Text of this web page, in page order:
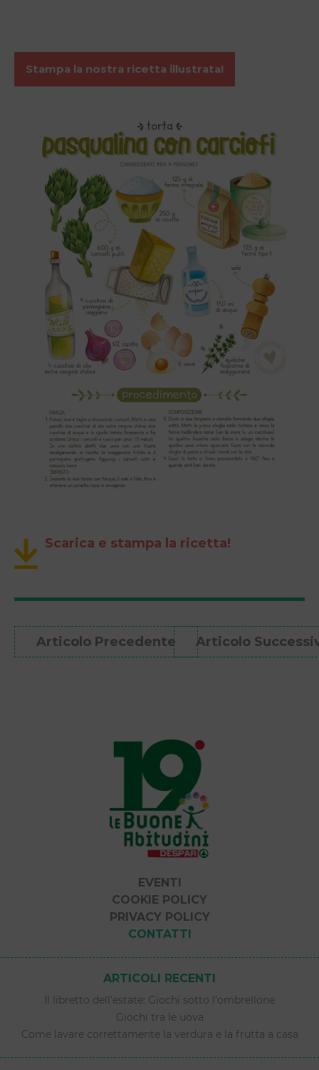
Stampa la nostra ricetta illustrata!
Scarica e stampa la ricetta!
Articolo Precedente Articolo
EVENTI
COOKIE POLICY
PRIVACY POLICY
CONTATTI
ARTICOLI RECENTI
Il libretto dell’estate: Giochi sotto l’ombrellone
Giochi tra le uova
Come lavare correttamente la verdura e la frutta a casa